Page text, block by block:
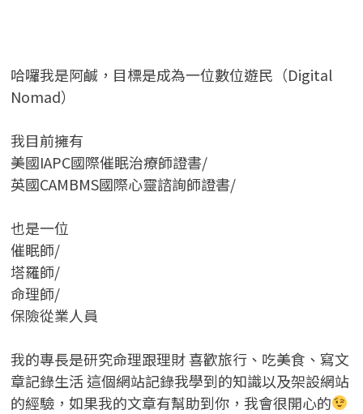
哈囉我是阿鹹，目標是成為一位數位遊民（Digital
Nomad）
我目前擁有
美國IAPC國際催眠治療師證書/
英國CAMBMS國際心靈諮詢師證書/
也是一位
催眠師/
塔羅師/
命理師/
保險從業人員
我的專長是研究命理跟理財 喜歡旅行、吃美食、寫文
章記錄生活 這個網站記錄我學到的知識以及架設網站
的經驗，如果我的文章有幫助到你，我會很開心的